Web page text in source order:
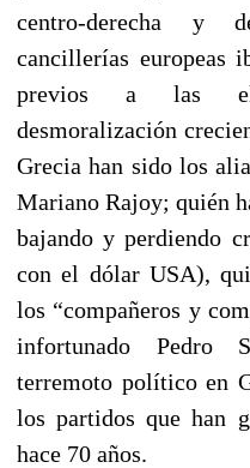
centro-derecha y
cancillerías europeas
previos a las
desmoralización
Grecia han sido los
Mariano Rajoy; quién
bajando y perdiendo
con el dólar USA),
los “compañeros y
infortunado Pedro
terremoto político en
los partidos que han
hace 70 años.